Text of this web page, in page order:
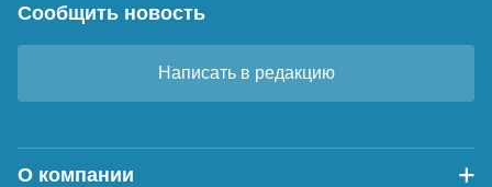
Сообщить новость
Написать в редакцию
О компании